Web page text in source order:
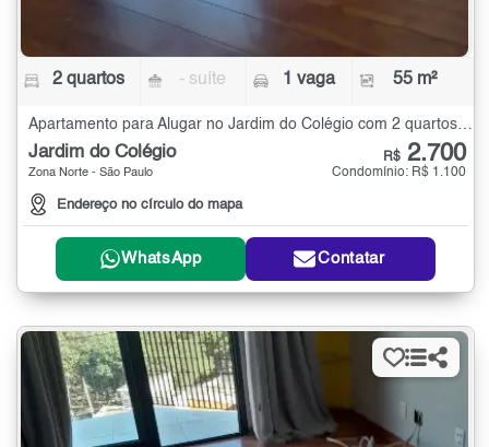
2 quartos - suíte 1 vaga 55 m²
Jardim do Colégio
Zona Norte - São Paulo
Endereço no círculo do mapa
R$ 2.700
Condomínio: R$ 1.100
WhatsApp Contatar